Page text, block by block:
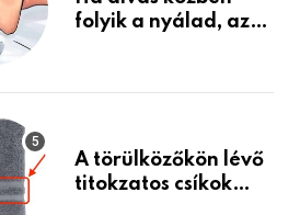
életemet
folyik a nyálad, az
A törülközőkön lévő
titokzatos csíkok